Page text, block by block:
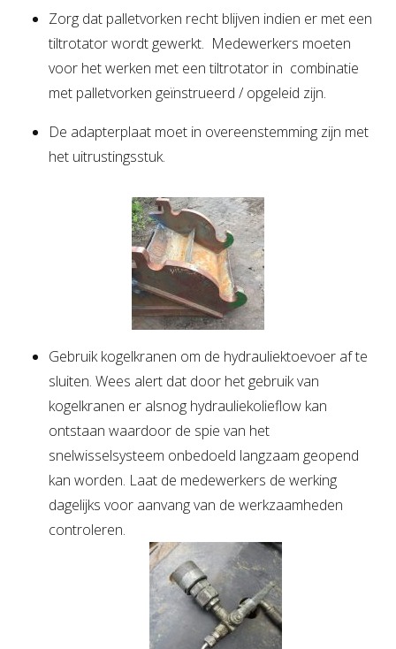
Zorg dat palletvorken recht blijven indien er met een
tiltrotator wordt gewerkt. Medewerkers moeten
voor het werken met een tiltrotator in combinatie
met palletvorken geïnstrueerd / opgeleid zijn.
De adapterplaat moet in overeenstemming zijn met
het uitrustingsstuk.
Gebruik kogelkranen om de hydrauliektoevoer af te
sluiten. Wees alert dat door het gebruik van
kogelkranen er alsnog hydrauliekolieflow kan
ontstaan waardoor de spie van het
snelwisselsysteem onbedoeld langzaam geopend
kan worden. Laat de medewerkers de werking
dagelijks voor aanvang van de werkzaamheden
controleren.